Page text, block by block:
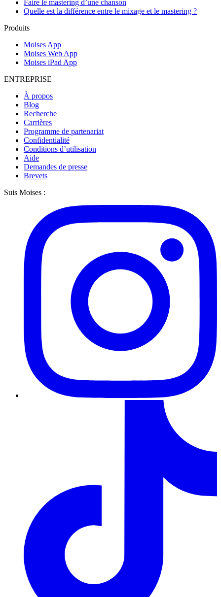
Faire le mastering d’une chanson
Quelle est la différence entre le mixage et le mastering ?
Produits
Moises App
Moises Web App
Moises iPad App
ENTREPRISE
À propos
Blog
Recherche
Carrières
Programme de partenariat
Confidentialité
Conditions d’utilisation
Aide
Demandes de presse
Brevets
Suis Moises :